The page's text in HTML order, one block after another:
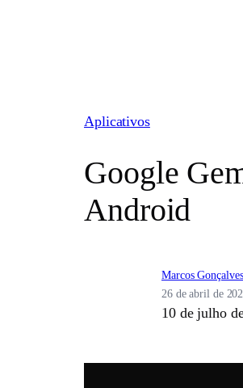
Aplicativos
Google
Android
Marcos
26 de abril de
10 de julho